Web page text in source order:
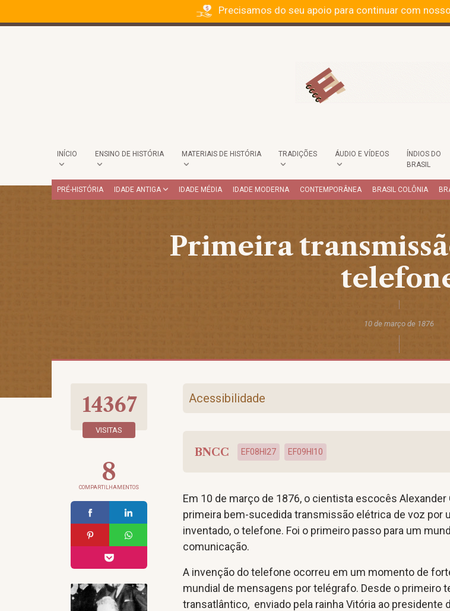
Precisamos do seu apoio para continuar com
INÍCIO ENSINO DE HISTÓRIA MATERIAIS DE HISTÓRIA TRADIÇÕES ÁUDIO E VÍDEOS
ÍNDIOS DO
BRASIL
PRÉ-HISTÓRIA IDADE ANTIGA IDADE MÉDIA IDADE MODERNA CONTEMPORÂNEA BRASIL COLÔNIA
Primeira
10 de março de 1876
14367
VISITAS
8
COMPARTILHAMENTOS
Acessibilidade
BNCC EF08HI27 EF09HI10
Em 10 de março de 1876, o cientista escocêsAlexander
primeira bem-sucedida transmissão elétrica de voz por
inventado, o telefone. Foi o primeiro passo para um
comunicação.
A invenção do telefone ocorreu em um momento de
mundial de mensagens por telégrafo. Desde o primeiro
transatlântico, enviado pela rainha Vitória ao presidente